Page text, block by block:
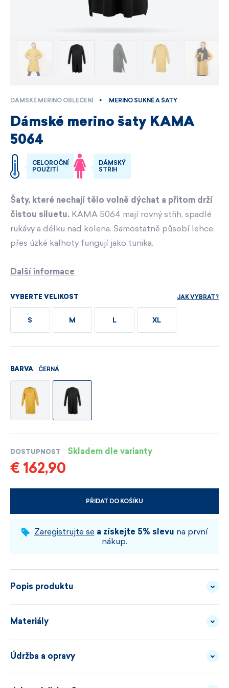
DÁMSKÉ MERINO OBLEČENÍ MERINO SUKNĚ A ŠATY
Dámské merino šaty KAMA
5064
CELOROČNÍ
POUŽITÍ
DÁMSKÝ
STŘIH
Šaty, které nechají tělo volně dýchat a přitom drží
čistou siluetu. KAMA 5064 mají rovný střih, spadlé
rukávy a délku nad kolena. Samostatně působí lehce,
přes úzké kalhoty fungují jako tunika.
Další informace
VYBERTE VELIKOST JAK VYBRAT?
S M L XL
BARVA ČERNÁ
DOSTUPNOST Skladem dle varianty
€ 162,90
PŘIDAT DO KOŠÍKU
VYBERTE VELIKOST A BARVU
Zaregistrujte se a získejte 5% slevu na první
nákup.
Popis produktu
Volnost, která neztrácí tvar.
KAMA 5064 jsou dámské šaty z hladkého úpletu
s rovným, uvolněným střihem a spadlými rukávy. Na
Materiály
PŘÍZE - 50/50 MERINO
VLNA/AKRYL
Údržba a opravy